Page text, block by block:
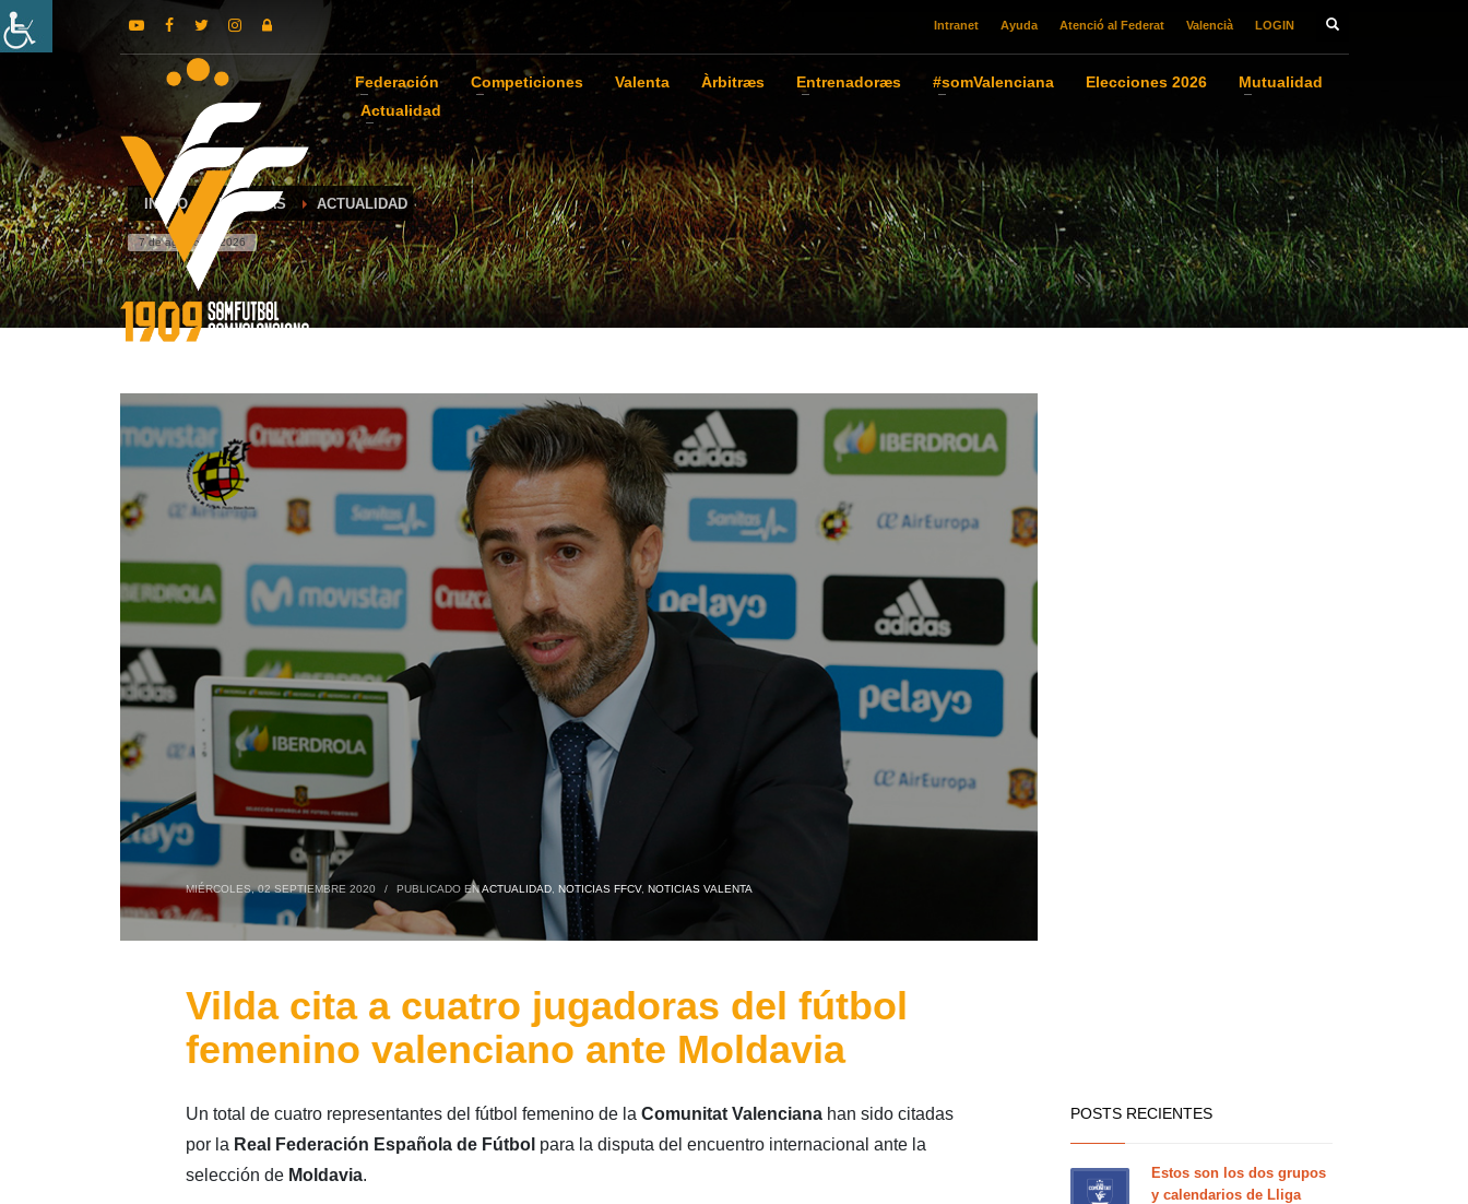
Intranet Ayuda Atenció al Federat Valencià LOGIN
Federación Competiciones Valenta Àrbitræs Entrenadoræs #somValenciana Elecciones 2026
Mutualidad
Actualidad
INICIO NOTICIAS ACTUALIDAD
7 de agosto de 2026
MIÉRCOLES, 02 SEPTIEMBRE 2020 / PUBLICADO ENACTUALIDAD, NOTICIAS FFCV, NOTICIAS VALENTA
Vilda cita a cuatro jugadoras del fútbol
femenino valenciano ante Moldavia
Un total de cuatro representantes del fútbol femenino de la Comunitat Valenciana han sido citadas
por la Real Federación Española de Fútbol para la disputa del encuentro internacional ante la
selección de Moldavia.
POSTS RECIENTES
Estos son los dos grupos
y calendarios de Lliga